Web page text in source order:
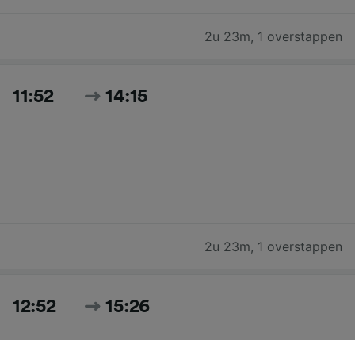
2u 23m, 1 overstappen
11:52 14:15
2u 23m, 1 overstappen
12:52 15:26